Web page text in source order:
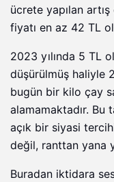
ücrete yapılan
fiyatı en az 42 TL
2023 yılında 5 TL
düşürülmüş haliyle
bugün bir kilo çay
alamamaktadır. Bu
açık bir siyasi
değil, ranttan yana
Buradan iktidara